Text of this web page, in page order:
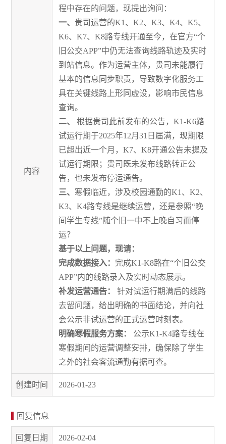
内容
程中存在的问题，现提出询问：
一、 贵司运营的K1、K2、K3、K4、K5、
K6、K7、K8路专线开通至今，在官方“个
旧公交APP”中仍无法查询线路轨迹及实时
到站信息。作为运营主体，贵司未能履行
基本的信息同步职责，导致数字化服务工
具在关键线路上形同虚设，影响市民信息
查询。
二、根据贵司此前发布的公告，K1-K6路
试运行期于2025年12月31日届满，现期限
已超出近一个月，K7、K8开通公告未提及
试运行期限；贵司既未发布线路转正公
告，也未发布停运通告。
三、 寒假临近，涉及校园通勤的K1、K2、
K3、K4路专线是继续运营 ，还是参照“晚
间学生专线”随个旧一中不上晚自习而停
运？
基于以上问题，现请：
完成数据接入： 完成K1-K8路在“个旧公交
APP”内的线路录入及实时动态展示。
补发运营通告：
针对试运行期满后的线路
去留问题，给出明确的书面结论，并向社
会公示非试运营的正式运营时刻表。
明确寒假服务方案：
公示K1-K4路专线在
寒假期间的运营调整安排，确保除了学生
之外的社会客流通勤有据可查。
创建时间 2026-01-23
回复信息
回复日期 2026-02-04